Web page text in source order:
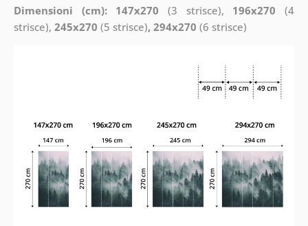
Dimensioni (cm): 147x270 (3 strisce), 196x270 (4
strisce), 245x270 (5 strisce), 294x270 (6 strisce)